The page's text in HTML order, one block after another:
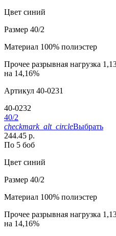
Цвет синий
Размер 40/2
Материал 100% полиэстер
Прочее разрывная нагрузка
на 14,16%
Артикул 40-0231
40-0232
40/2
checkmark_alt_circleВыбрать
244.45 р.
По 5 боб
Цвет синий
Размер 40/2
Материал 100% полиэстер
Прочее разрывная нагрузка
на 14,16%